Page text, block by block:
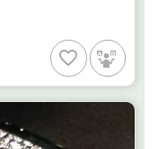
favorite_border